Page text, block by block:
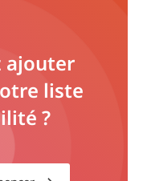
ajouter
liste
?